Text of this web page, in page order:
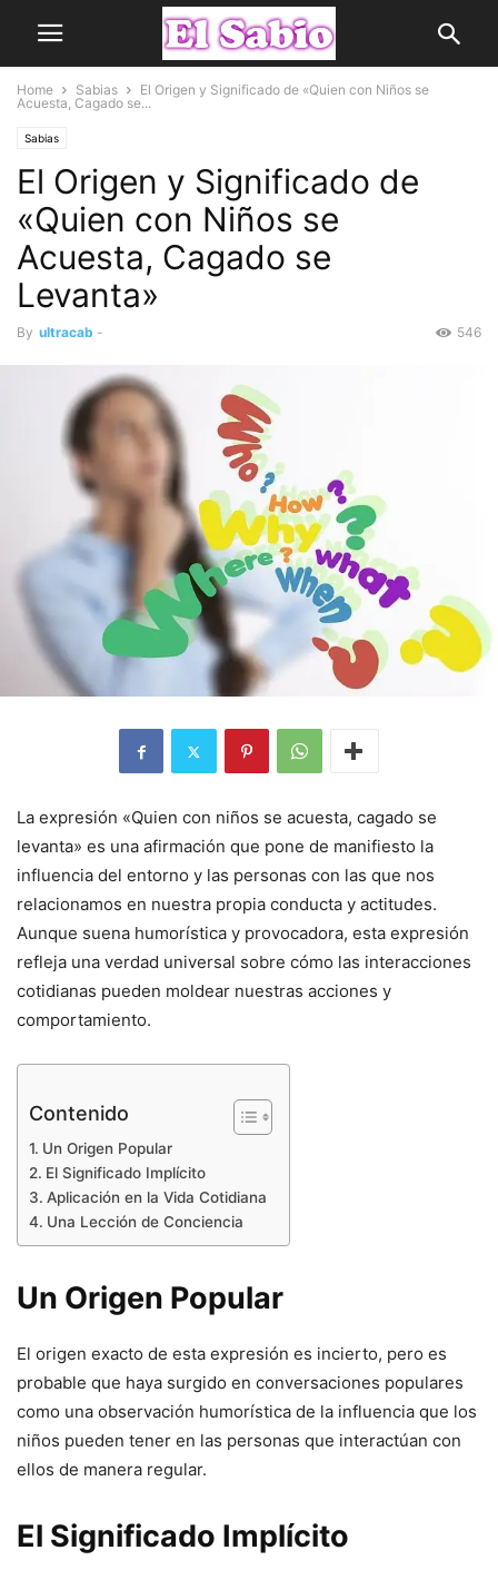
Home Sabias
El Origen y Significado de «Quien con Niños se
Acuesta, Cagado se...
Sabias
El Origen y Significado de
«Quien con Niños se
Acuesta, Cagado se
Levanta»
By ultracab - 546
La expresión «Quien con niños se acuesta, cagado se
levanta» es una afirmación que pone de manifiesto la
influencia del entorno y las personas con las que nos
relacionamos en nuestra propia conducta y actitudes.
Aunque suena humorística y provocadora, esta expresión
refleja una verdad universal sobre cómo las interacciones
cotidianas pueden moldear nuestras acciones y
comportamiento.
Contenido
Un Origen Popular
El Significado Implícito
Aplicación en la Vida Cotidiana
Una Lección de Conciencia
Un Origen Popular
El origen exacto de esta expresión es incierto, pero es
probable que haya surgido en conversaciones populares
como una observación humorística de la influencia que los
niños pueden tener en las personas que interactúan con
ellos de manera regular.
El Significado Implícito